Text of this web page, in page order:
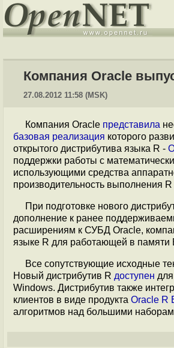
Компания Oracle
27.08.2012 11:58 (MSK)
Компания Oracle представила
базовая реализация которого
открытого дистрибутива языка R -
поддержки работы с
использующими средства
производительность выполнения
При подготовке нового
дополнение к ранее
расширениям к СУБД Oracle,
языке R для работающей в памяти
Все сопутствующие исходные
Новый дистрибутив R доступен
Windows. Дистрибутив также
клиентов в виде продукта Oracle R
алгоритмов над большими